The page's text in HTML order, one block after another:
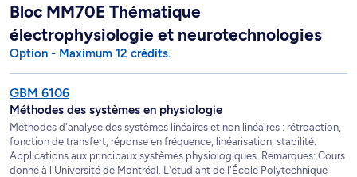
Bloc MM70E Thématique
électrophysiologie et neurotechnologies
Option - Maximum 12 crédits.
GBM 6106
Méthodes des systèmes en physiologie
Méthodes d'analyse des systèmes linéaires et non linéaires : rétroaction,
fonction de transfert, réponse en fréquence, linéarisation, stabilité.
Applications aux principaux systèmes physiologiques. Remarques: Cours
donné à l'Université de Montréal. L'étudiant de l'École Polytechnique